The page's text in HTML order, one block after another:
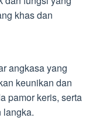
khas dan
angkasa yang
keunikan dan
pamor keris, serta
langka.